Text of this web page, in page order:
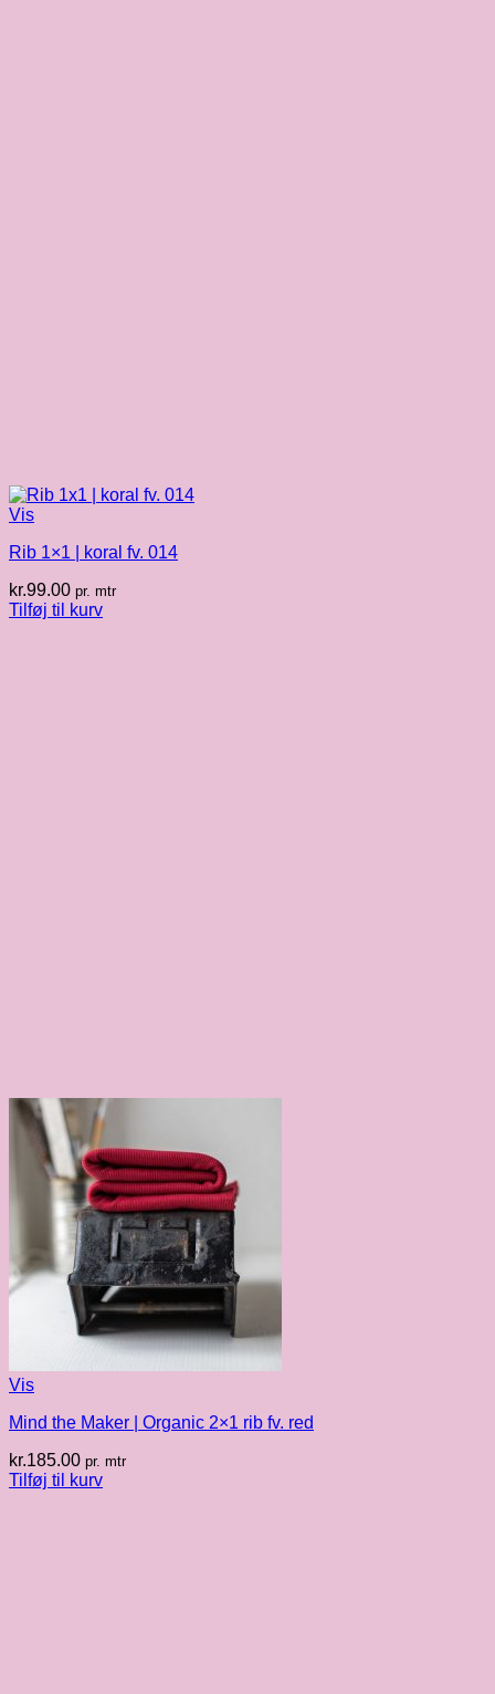
Vis
Rib 1×1 | koral fv. 014
kr.99.00 pr. mtr
Tilføj til kurv
Vis
Mind the Maker | Organic 2×1 rib fv. red
kr.185.00 pr. mtr
Tilføj til kurv